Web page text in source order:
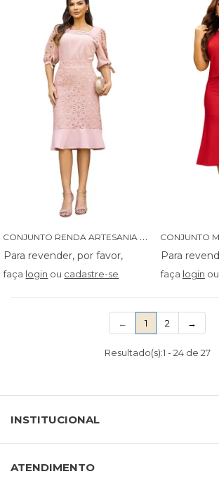
C
ONJUNTO RENDA ARTESANIA COM BLUSA EM CREPE COM DETALHES EM RENDA - 04626
faça login ou cadastre-se faça login ou
← 1 (current)
2 →
Resultado(s):1 -24de 27
INSTITUCIONAL
ATENDIMENTO